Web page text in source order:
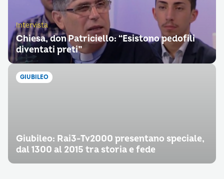
Intervista
Chiesa, don Patriciello: “Esistono pedofili
diventati preti”
GIUBILEO
Giubileo: Rai3-Tv2000 presentano speciale,
dal 1300 al 2015 tra storia e fede